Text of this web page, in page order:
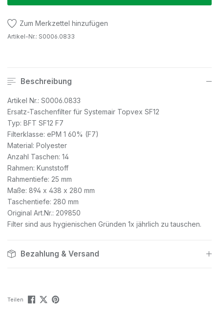
Zum Merkzettel hinzufügen
Artikel-Nr.: S0006.0833
Beschreibung
Artikel Nr.: S0006.0833
Ersatz-Taschenfilter für Systemair Topvex SF12
Typ: BFT SF12 F7
Filterklasse: ePM 1 60% (F7)
Material: Polyester
Anzahl Taschen: 14
Rahmen: Kunststoff
Rahmentiefe: 25 mm
Maße: 894 x 438 x 280 mm
Taschentiefe: 280 mm
Original Art.Nr.: 209850
Filter sind aus hygienischen Gründen 1x jährlich zu tauschen.
Bezahlung & Versand
Teilen